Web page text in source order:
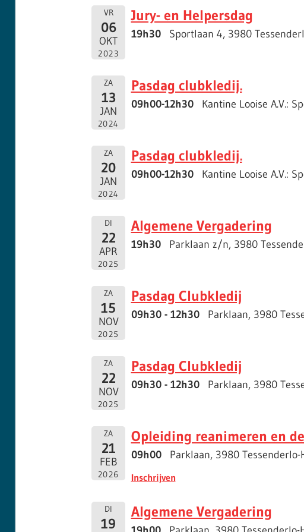
VR
06
OKT
2023
Jury- en Helpersdag
19h30 Sportlaan 4, 3980
ZA
13
JAN
2024
Pasdag clubkledij.
09h00-12h30 Kantine Looise A.V.:
ZA
20
JAN
2024
Pasdag clubkledij.
09h00-12h30 Kantine Looise A.V.:
DI
22
APR
2025
Algemene Vergadering
19h30 Parklaan z/n, 3980
ZA
15
NOV
2025
Pasdag Clubkledij
09h30 - 12h30 Parklaan, 3980
ZA
22
NOV
2025
Pasdag Clubkledij
09h30 - 12h30 Parklaan, 3980
ZA
21
FEB
2026
Opleiding reanimeren en
09h00 Parklaan, 3980 Tessenderlo-
Inschrijven
DI
19
Algemene Vergadering